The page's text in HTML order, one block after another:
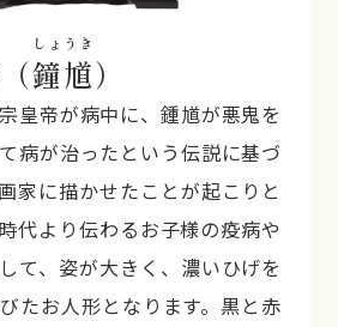
鐘馗
しょうき
）
皇帝が病中に、鍾馗が悪鬼を
病が治ったという伝説に基づ
家に描かせたことが起こりと
代より伝わるお子様の疫病や
て、姿が大きく、濃いひげを
たお人形となります。黒と赤